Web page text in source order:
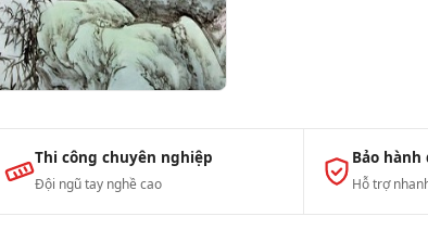
Thi công chuyên nghiệp
Đội ngũ tay nghề cao
Bảo hành
Hỗ trợ